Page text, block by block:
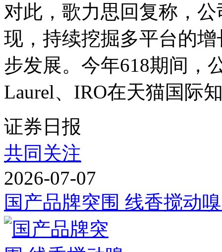
对此，歌力思回复称，
现，持续挖掘多平台的
步发展。今年618期间，
Laurel、IRO在天猫国际
证券日报
共同关注
2026-07-07
国产品牌突围 线香搅动